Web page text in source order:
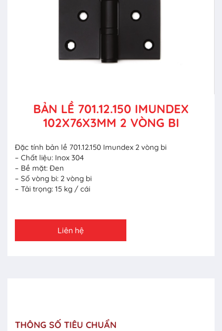
BẢN LỀ 701.12.150 IMUNDEX
102X76X3MM 2 VÒNG BI
Đặc tính bản lề 701.12.150 Imundex 2 vòng bi
– ​Chất liệu: Inox 304
– Bề mặt: Đen
– Số vòng bi: 2 vòng bi
– Tải trọng: 15 kg / cái
Liên hệ
THÔNG SỐ TIÊU CHUẨN